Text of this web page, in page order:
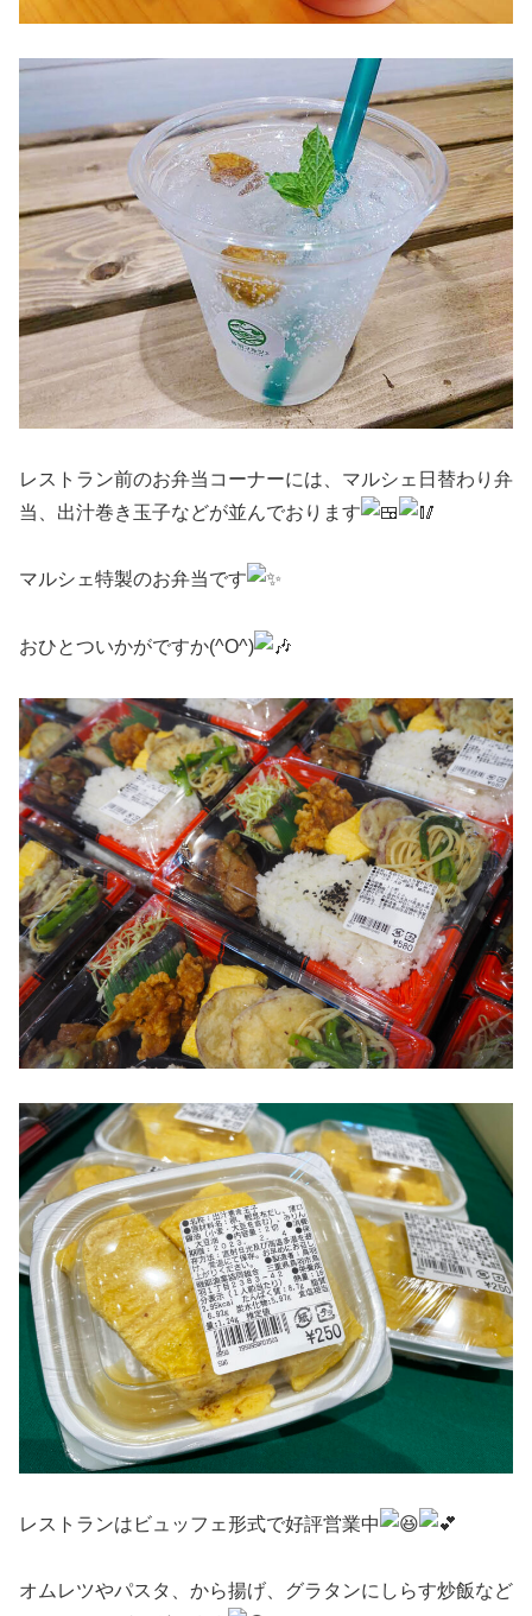
レストラン前のお弁当コーナーには、マルシェ日替わり弁
当、出汁巻き玉子などが並んでおります
マルシェ特製のお弁当です
おひとついかがですか(^O^)
レストランはビュッフェ形式で好評営業中
オムレツやパスタ、から揚げ、グラタンにしらす炒飯など